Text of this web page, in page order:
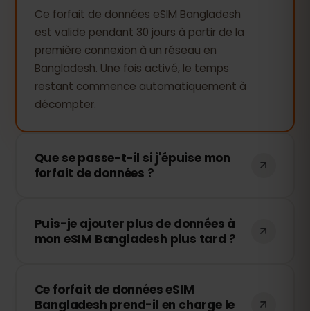
Ce forfait de données eSIM Bangladesh
est valide pendant 30 jours à partir de la
première connexion à un réseau en
Bangladesh. Une fois activé, le temps
restant commence automatiquement à
décompter.
Que se passe-t-il si j'épuise mon
forfait de données ?
connexion sera interrompue. Vous
pouvez facilement recharger votre eSIM
Puis-je ajouter plus de données à
mon eSIM Bangladesh plus tard ?
supplémentaires à tout moment sans
réinstaller votre eSIM. Il vous suffit
Ce forfait de données eSIM
Bangladesh prend-il en charge le